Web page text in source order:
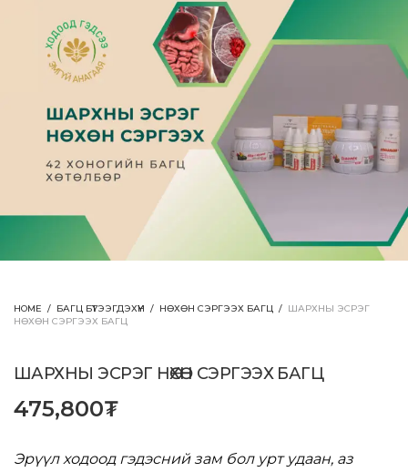
HOME / БАГЦ БҮТЭЭГДЭХҮҮН / НӨХӨН СЭРГЭЭХ БАГЦ / ШАРХНЫ ЭСРЭГ
НӨХӨН СЭРГЭЭХ БАГЦ
ШАРХНЫ ЭСРЭГ НӨХӨН СЭРГЭЭХ БАГЦ
475,800₮
Эрүүл ходоод гэдэсний зам бол урт удаан, аз